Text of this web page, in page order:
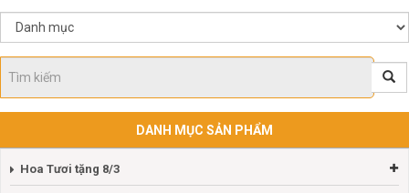
DANH MỤC SẢN PHẨM
Hoa Tươi tặng 8/3